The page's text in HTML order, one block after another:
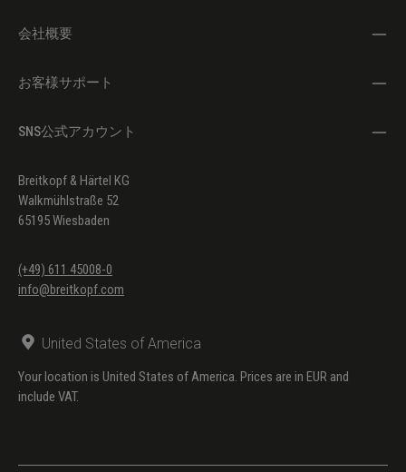
und verzierte Fassung)
Passacaglia in c BWV 582 (verzierte Fassung)
Fassung in F)
Kleines harmonisches Labyrinth BWV 591
(Autorschaft unbestimmt)
Präludium in G BWV 568 (Autorschaft
unbestimmt)
会社概要
お客様サポート
SNS公式アカウント
Breitkopf & Härtel KG
Walkmühlstraße 52
65195 Wiesbaden
(+49) 611 45008-0
info@breitkopf.com
United States of America
Your location is United States of America. Prices are in EUR and
include VAT.